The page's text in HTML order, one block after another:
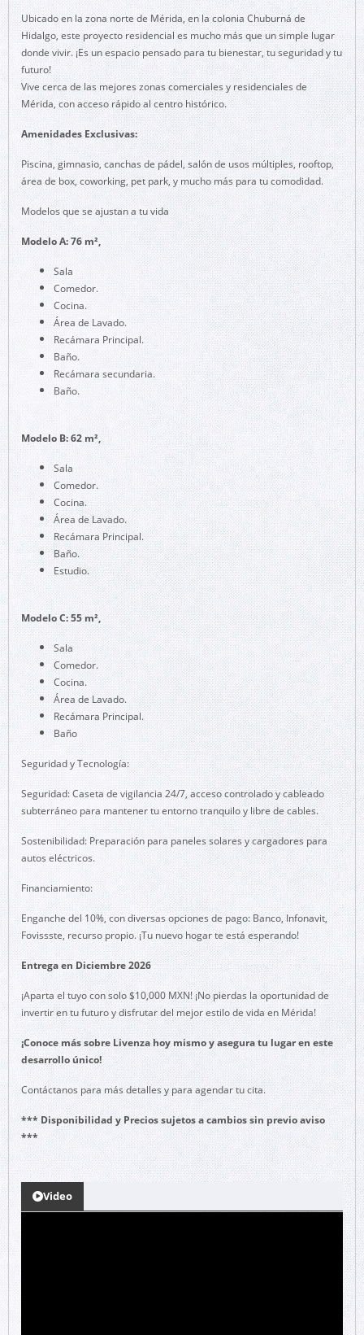
Ubicado en la zona norte de Mérida, en la colonia Chuburná de
Hidalgo, este proyecto residencial es mucho más que un simple lugar
donde vivir. ¡Es un espacio pensado para tu bienestar, tu seguridad y tu
futuro!
Vive cerca de las mejores zonas comerciales y residenciales de
Mérida, con acceso rápido al centro histórico.
Amenidades Exclusivas:
Piscina, gimnasio, canchas de pádel, salón de usos múltiples, rooftop,
área de box, coworking, pet park, y mucho más para tu comodidad.
Modelos que se ajustan a tu vida
Modelo A: 76 m²,
Sala
Comedor.
Cocina.
Área de Lavado.
Recámara Principal.
Baño.
Recámara secundaria.
Baño.
Modelo B: 62 m²,
Sala
Comedor.
Cocina.
Área de Lavado.
Recámara Principal.
Baño.
Estudio.
Modelo C: 55 m²,
Sala
Comedor.
Cocina.
Área de Lavado.
Recámara Principal.
Baño
Seguridad y Tecnología:
Seguridad: Caseta de vigilancia 24/7, acceso controlado y cableado
subterráneo para mantener tu entorno tranquilo y libre de cables.
Sostenibilidad: Preparación para paneles solares y cargadores para
autos eléctricos.
Financiamiento:
Enganche del 10%, con diversas opciones de pago: Banco, Infonavit,
Fovissste, recurso propio. ¡Tu nuevo hogar te está esperando!
Entrega en Diciembre 2026
¡Aparta el tuyo con solo $10,000 MXN! ¡No pierdas la oportunidad de
invertir en tu futuro y disfrutar del mejor estilo de vida en Mérida!
¡Conoce más sobre Livenza hoy mismo y asegura tu lugar en este
desarrollo único!
Contáctanos para más detalles y para agendar tu cita.
*** Disponibilidad y Precios sujetos a cambios sin previo aviso
***
Video